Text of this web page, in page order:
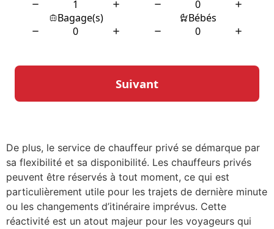
Opter pour un service de chauffeur privé à Mirepoix-
sur-Tarn présente plusieurs avantages notables. Le
premier est sans doute la personnalisation du service.
clients, qu’il s’agisse du choix de l’itinéraire, de la durée
du trajet, ou même de la musique diffusée à bord. Cette
attention aux détails assure aux passagers une
De plus, le service de chauffeur privé se démarque par
sa flexibilité et sa disponibilité. Les chauffeurs privés
peuvent être réservés à tout moment, ce qui est
particulièrement utile pour les trajets de dernière minute
ou les changements d’itinéraire imprévus. Cette
réactivité est un atout majeur pour les voyageurs qui